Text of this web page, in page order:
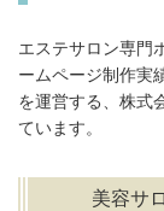
エステサロン専門
ームページ制作実
を運営する、株式
ています。
美容サ